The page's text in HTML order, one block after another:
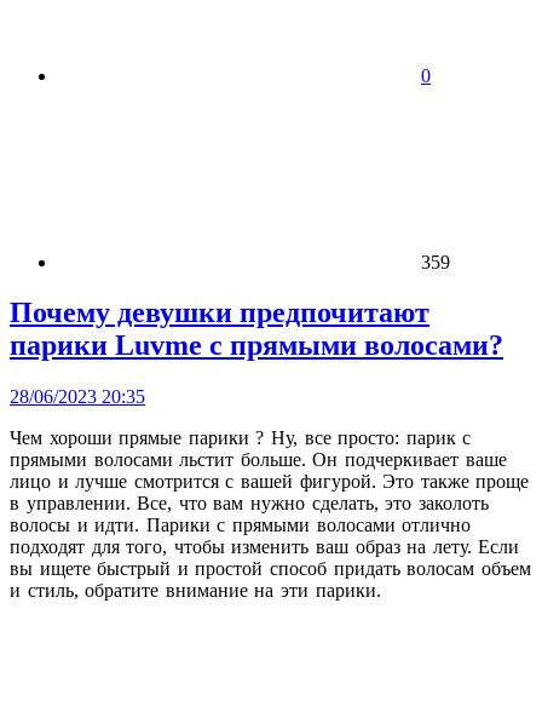
0
359
Почему девушки предпочитают
парики Luvme с прямыми волосами?
28/06/2023 20:35
Чем хороши прямые парики ? Ну, все просто: парик с
прямыми волосами льстит больше. Он подчеркивает ваше
лицо и лучше смотрится с вашей фигурой. Это также проще
в управлении. Все, что вам нужно сделать, это заколоть
волосы и идти. Парики с прямыми волосами отлично
подходят для того, чтобы изменить ваш образ на лету. Если
вы ищете быстрый и простой способ придать волосам объем
и стиль, обратите внимание на эти парики.